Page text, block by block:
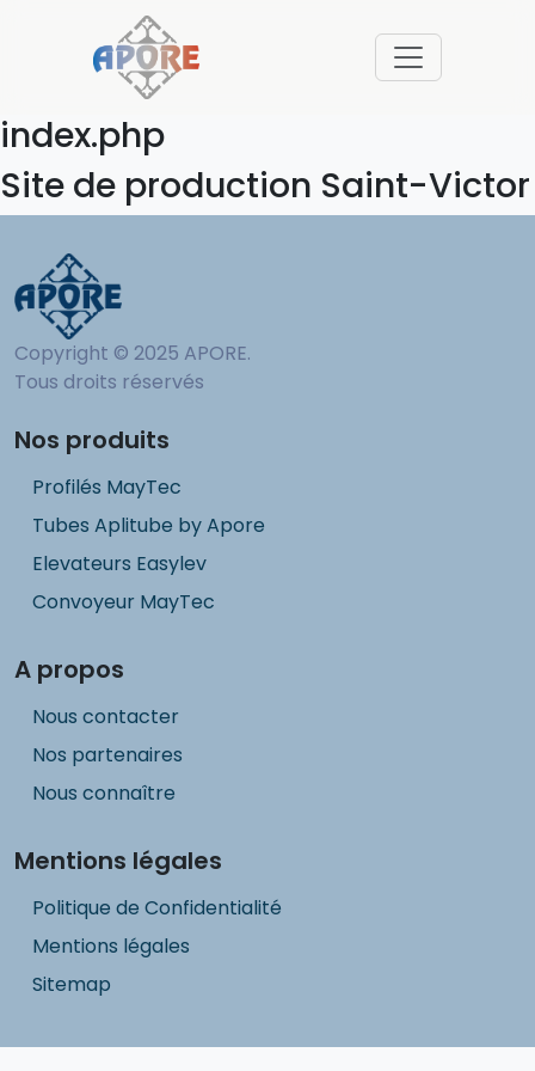
index.php
Site de production Saint-Victor
Copyright © 2025 APORE.
Tous droits réservés
Nos produits
Profilés MayTec
Tubes Aplitube by Apore
Elevateurs Easylev
Convoyeur MayTec
A propos
Nous contacter
Nos partenaires
Nous connaître
Mentions légales
Politique de Confidentialité
Mentions légales
Sitemap